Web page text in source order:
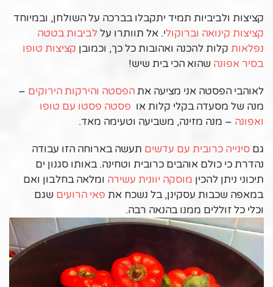
קציצות ולביביות תמיד יתקבלו בברכה על השולחן, ובמיוחד
קציצות קינואה וברוקולי. אל תוותרו עללביבות בטטה
נפלאות קלות להכנה ואהובות כל כך, וכמובן קציצות טופו
בסיר אפונה שהוא הכי בית שיש!
לאוהבי הפסטה אני מציעה אתהפסטה והירקות הירוקים –
מנה של מסעדה בקלי קלות או פסטה פסטו עם טופו
ואפונה – מנה מזינה, משביעה וטעימה מאד.
גם סינייה כרובית עם עדשים תעשה בארוחה הזו עבודה
נהדרת כי כולם אוהבים כרובית וטחינה. באותו סגנון ים
תיכוני ניתן להכין מוסקה יוונית עשירה ומלאה בחלבון ואם
במאפה שכבות עסקינן, בל נשכח את פאי הרועים שגם
אוכלי כל זוללים ממנו בהנאה רבה.